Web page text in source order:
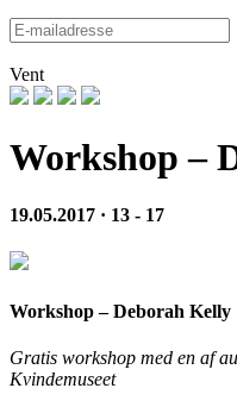
Vent
Workshop –
19.05.2017 · 13 - 17
Workshop – Deborah Kelly
Gratis workshop med en af
Kvindemuseet